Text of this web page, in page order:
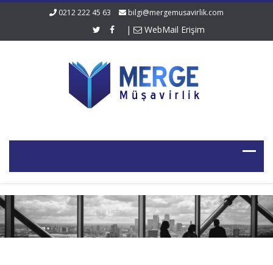
0212 222 45 63 bilgi@mergemusavirlik.com
| WebMail Erişim